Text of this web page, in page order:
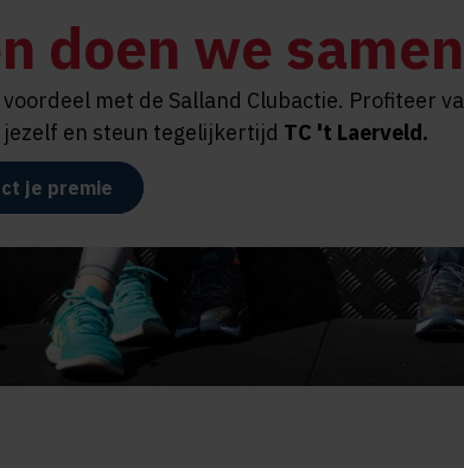
doen we samen
met de Salland Clubactie. Profiteer
en steun tegelijkertijd TC 't Laerveld.
je premie